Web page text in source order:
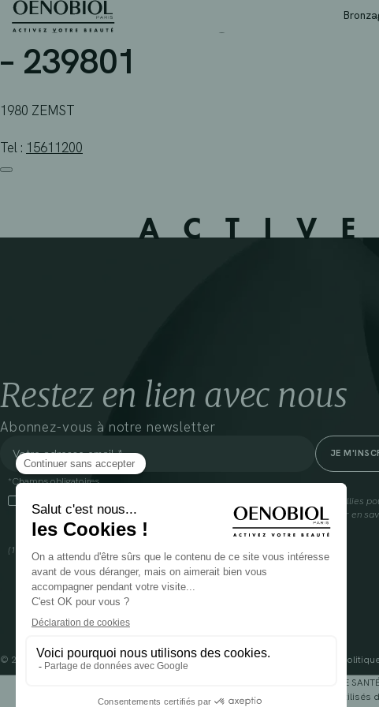
SkipAPOTHEEK
– 239801
1980 ZEMST
Tel : 15611200
Restez en lien avec nous
Abonnez-vous à notre newsletter
*Champs obligatoires
En cliquant sur cette case, j’accepte que Cooper(1) traite les données recueillies
communiquer des informations commerciales sur ses produits et offres. Pour en
gestion de vos données et vos droits, rendez-vousici
(1) Coopération pharmaceutique Française, RCS Melun 399 227 636
© 2024 OENOBIOL PARISMentions légalesConditions Générales d’Utilisation
POUR VOTRE
Les complément alimentaires doivent être utilisés